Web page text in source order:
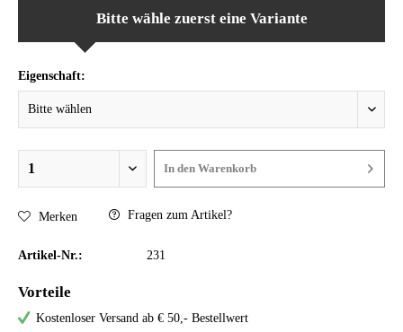
Bitte wähle zuerst eine Variante
Eigenschaft:
In den Warenkorb
Merken Fragen zum Artikel?
Artikel-Nr.: 231
Vorteile
Kostenloser Versand ab € 50,- Bestellwert